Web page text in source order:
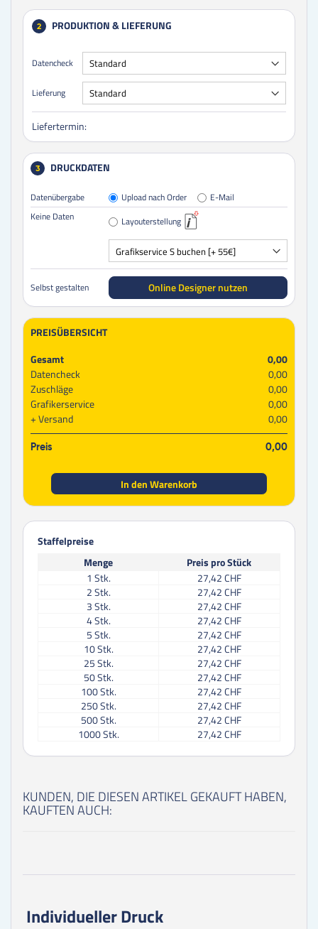
2 PRODUKTION & LIEFERUNG
Datencheck
Lieferung
Liefertermin:
3 DRUCKDATEN
Datenübergabe Upload nach Order
E-Mail
Keine Daten
Layouterstellung
Selbst gestalten Online Designer nutzen
PREISÜBERSICHT
Gesamt
0,00
Datencheck
0,00
Zuschläge
0,00
Grafikerservice
0,00
Versand
0,00
Preis 0,00
In den Warenkorb
Staffelpreise
Menge
Preis pro Stück
1 Stk.
27,42 CHF
2Stk.
27,42 CHF
3Stk.
27,42 CHF
4Stk.
27,42 CHF
5Stk.
27,42 CHF
10Stk.
27,42 CHF
25Stk.
27,42 CHF
50Stk.
27,42 CHF
100Stk.
27,42 CHF
250Stk.
27,42 CHF
500Stk.
27,42 CHF
1000Stk. 27,42 CHF
KUNDEN, DIE DIESEN ARTIKEL GEKAUFT HABEN,
KAUFTEN AUCH:
Individueller Druck